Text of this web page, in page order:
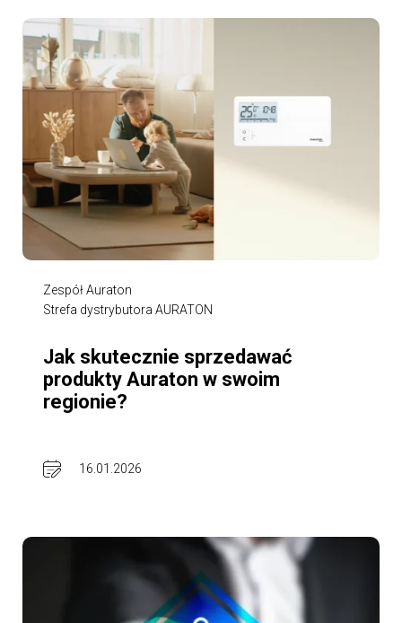
Zespół Auraton
Strefa dystrybutora AURATON
Jak skutecznie sprzedawać
produkty Auraton w swoim
regionie?
16.01.2026